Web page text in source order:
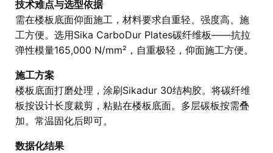
技术难点与选型依据
需在楼板底面仰面施工，材料要求自重轻、强度高、施
工方便。选用Sika CarboDur Plates碳纤维板——抗拉
弹性模量165,000 N/mm²，自重极轻，仰面施工方便。
施工方案
楼板底面打磨处理，涂刷Sikadur 30结构胶。将碳纤维
板按设计长度裁剪，粘贴在楼板底面。多层碳板按需叠
加。常温固化后即可。
数据化结果